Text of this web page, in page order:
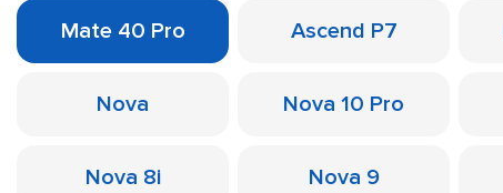
Mate 40 Pro Ascend P7
Nova Nova 10 Pro
Nova 8i Nova 9